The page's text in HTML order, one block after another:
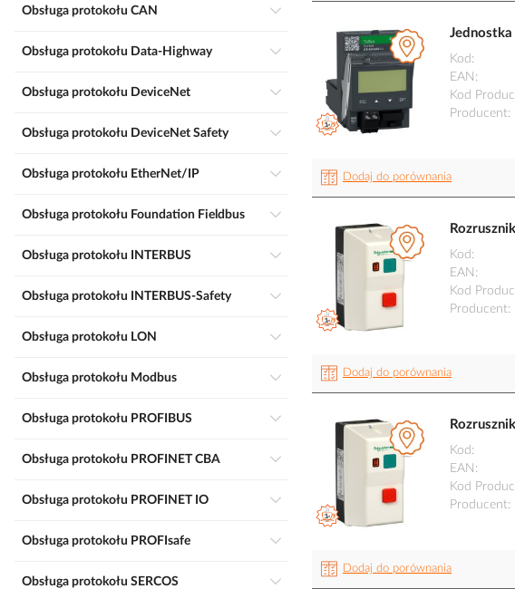
Kod
EAN
Kod
Producent
Dodaj do porównania
Kod
EAN
Kod
Producent
Dodaj do porównania
Kod
EAN
Kod
Producent
Dodaj do porównania
Obsługa protokołu CAN
Obsługa protokołu Data-Highway
Obsługa protokołu DeviceNet
Obsługa protokołu DeviceNet Safety
Obsługa protokołu EtherNet/IP
Obsługa protokołu Foundation Fieldbus
Obsługa protokołu INTERBUS
Obsługa protokołu INTERBUS-Safety
Obsługa protokołu LON
Obsługa protokołu Modbus
Obsługa protokołu PROFIBUS
Obsługa protokołu PROFINET CBA
Obsługa protokołu PROFINET IO
Obsługa protokołu PROFIsafe
Obsługa protokołu SERCOS